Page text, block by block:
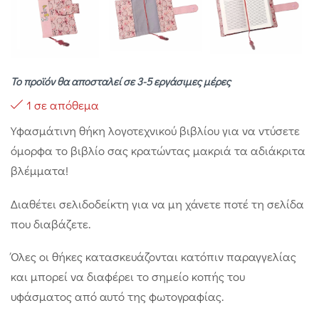
Το προϊόν θα αποσταλεί σε 3-5 εργάσιμες μέρες
1 σε απόθεμα
Υφασμάτινη θήκη λογοτεχνικού βιβλίου για να ντύσετε
όμορφα το βιβλίο σας κρατώντας μακριά τα αδιάκριτα
βλέμματα!
Διαθέτει σελιδοδείκτη για να μη χάνετε ποτέ τη σελίδα
που διαβάζετε.
Όλες οι θήκες κατασκευάζονται κατόπιν παραγγελίας
και μπορεί να διαφέρει το σημείο κοπής του
υφάσματος από αυτό της φωτογραφίας.